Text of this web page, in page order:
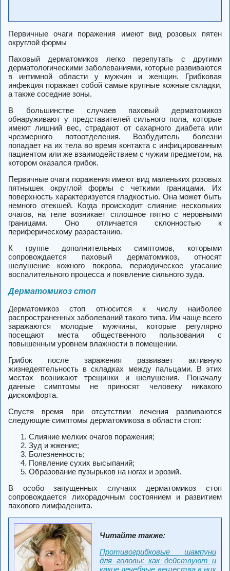
Первичные очаги поражения имеют вид розовых пятен
округлой формы
Паховый дерматомикоз легко перепутать с другими
дерматологическими заболеваниями, которые развиваются
в интимной области у мужчин и женщин. Грибковая
инфекция поражает собой самые крупные кожные складки,
а также соседние зоны.
В большинстве случаев паховый дерматомикоз
обнаруживают у представителей сильного пола, которые
имеют лишний вес, страдают от сахарного диабета или
чрезмерного потоотделения. Возбудитель болезни
попадает на их тела во время контакта с инфицированным
пациентом или же взаимодействием с чужим предметом, на
котором оказался грибок.
Первичные очаги поражения имеют вид маленьких розовых
пятнышек округлой формы с четкими границами. Их
поверхность характеризуется гладкостью. Она может быть
немного отекшей. Когда происходит слияние нескольких
очагов, на теле возникает сплошное пятно с неровными
границами. Оно отличается склонностью к
периферическому разрастанию.
К группе дополнительных симптомов, которыми
сопровождается паховый дерматомикоз, относят
шелушение кожного покрова, периодическое угасание
воспалительного процесса и появление сильного зуда.
Дерматомикоз стоп
Дерматомикоз стоп относится к числу наиболее
распространенных заболеваний такого типа. Им чаще всего
заражаются молодые мужчины, которые регулярно
посещают места общественного пользования с
повышенным уровнем влажности в помещении.
Грибок после заражения развивает активную
жизнедеятельность в складках между пальцами. В этих
местах возникают трещинки и шелушения. Поначалу
данные симптомы не приносят человеку никакого
дискомфорта.
Спустя время при отсутствии лечения развиваются
следующие симптомы дерматомикоза в области стоп:
Слияние мелких очагов поражения;
Зуд и жжение;
Болезненность;
Появление сухих высыпаний;
Образование пузырьков на ногах и эрозий.
В особо запущенных случаях дерматомикоз стоп
сопровождается лихорадочным состоянием и развитием
пахового лимфаденита.
Читайте также:
Противогрибковые шампуни
для головы: как действуют и
какие лечебные вещества в них